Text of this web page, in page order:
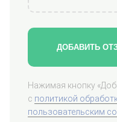
ДОБАВИТЬ
Нажимая кнопку
с политикой
пользовательским